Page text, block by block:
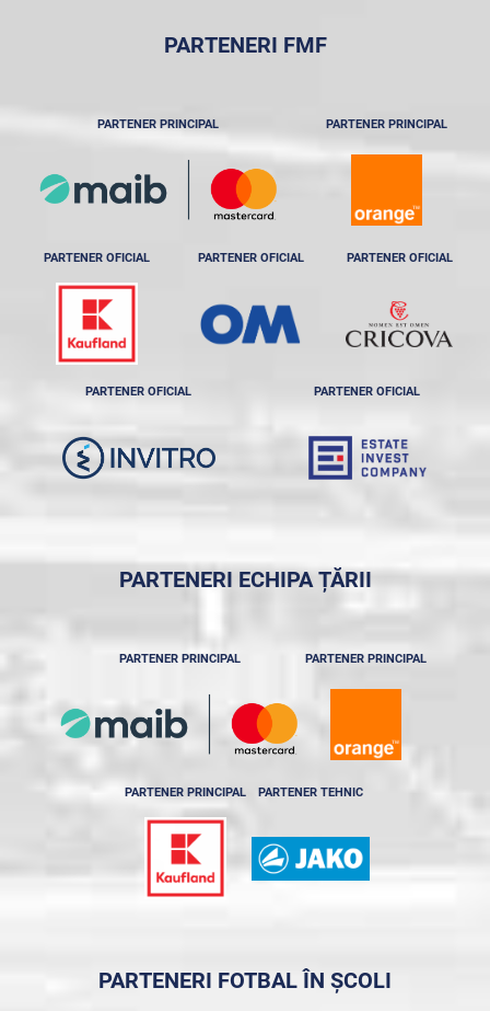
PARTENERI FMF
PARTENER PRINCIPAL PARTENER PRINCIPAL
PARTENER OFICIAL PARTENER OFICIAL PARTENER OFICIAL
PARTENER OFICIAL PARTENER OFICIAL
PARTENERI ECHIPA ȚĂRII
PARTENER PRINCIPAL PARTENER PRINCIPAL
PARTENER PRINCIPAL PARTENER TEHNIC
PARTENERI FOTBAL ÎN ȘCOLI